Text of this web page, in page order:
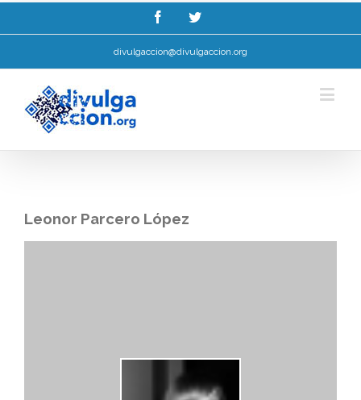
divulgaccion@divulgaccion.org
Leonor Parcero López
Esta web utiliza cookies para mellorar a súa experiencia de navegación.